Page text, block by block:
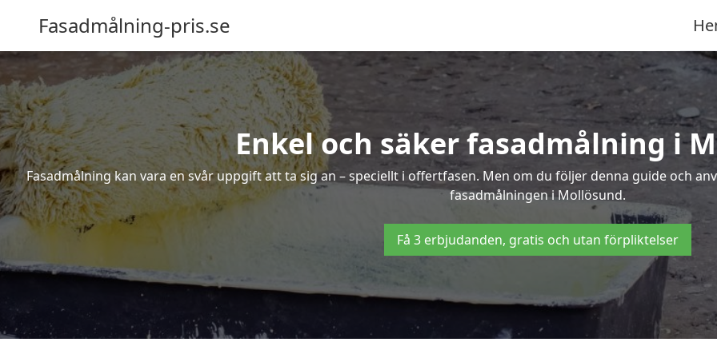
Fasadmålning-pris.se
Enkel och säker fasadmålning i
Fasadmålning kan vara en svår uppgift att ta sig an – speciellt i offertfasen. Men om du följer denna guide och
fasadmålningen i Mollösund.
Få 3 erbjudanden, gratis och utan förpliktelser